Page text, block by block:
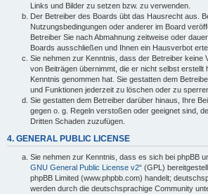
Links und Bilder zu setzen bzw. zu verwenden.
Der Betreiber des Boards übt das Hausrecht aus.
Nutzungsbedingungen oder anderer im Board
Betreiber Sie nach Abmahnung zeitweise oder
Boards ausschließen und Ihnen ein Hausverbot
Sie nehmen zur Kenntnis, dass der Betreiber keine
von Beiträgen übernimmt, die er nicht selbst erstellt
Kenntnis genommen hat. Sie gestatten dem
und Funktionen jederzeit zu löschen oder zu
Sie gestatten dem Betreiber darüber hinaus, Ihre
gegen o. g. Regeln verstoßen oder geeignet sind,
Dritten Schaden zuzufügen.
4. GENERAL PUBLIC LICENSE
Sie nehmen zur Kenntnis, dass es sich bei phpBB
GNU General Public License v2“ (GPL)
phpBB Limited (www.phpbb.com) handelt;
werden durch die deutschsprachige Community